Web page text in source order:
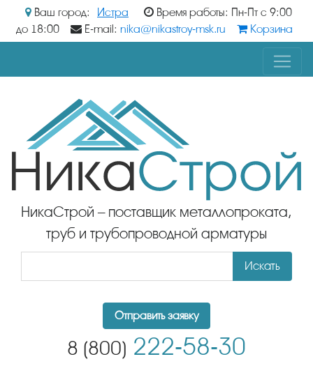
Ваш город: Истра
Время работы: Пн-Пт с 9:00
до 18:00
E-mail: nika@nikastroy-msk.ru Корзина
НикаСтрой – поставщик металлопроката,
труб и трубопроводной арматуры
Искать
Отправить заявку
8 (800) 222-58-30